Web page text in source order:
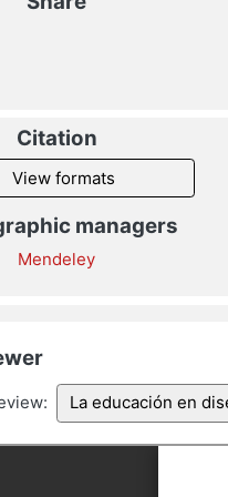
Citation
View formats
managers
Mendeley
La educación en